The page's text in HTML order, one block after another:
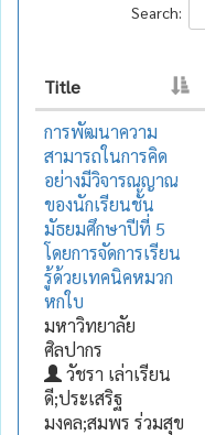
Search:
Title
การพัฒนาความ
สามารถในการคิด
อย่างมีวิจารณญาณ
ของนักเรียนชั้น
มัธยมศึกษาปีที่ 5
โดยการจัดการเรียน
รู้ด้วยเทคนิคหมวก
หกใบ
มหาวิทยาลัย
ศิลปากร
วัชรา เล่าเรียน
ดี;ประเสริฐ
มงคล;สมพร ร่วมสุข